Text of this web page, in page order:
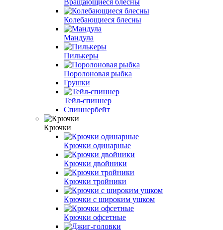
Колебающиеся блесны
Мандула
Пилькеры
Поролоновая рыбка
Грушки
Тейл-спиннер
Спиннербейт
Крючки
Крючки одинарные
Крючки двойники
Крючки тройники
Крючки с широким ушком
Крючки офсетные